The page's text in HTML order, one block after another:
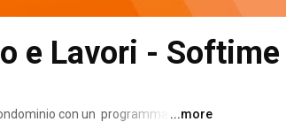
con un  programma in ...more